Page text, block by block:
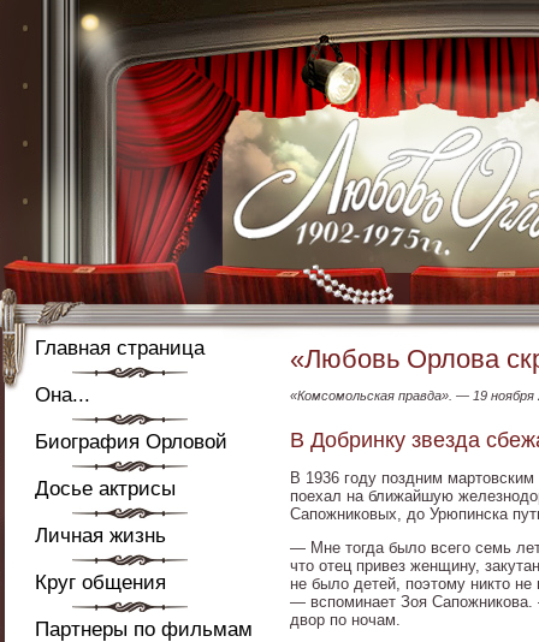
Главная страница
Она...
Биография Орловой
Досье актрисы
Личная жизнь
Круг общения
Партнеры по фильмам
«Любовь Орлова
«Комсомольская правда». — 19 ноября
В Добринку звезда
В 1936 году поздним
поехал на ближайшую
Сапожниковых, до Урюпинска
— Мне тогда было всего семь
что отец привез женщину,
не было детей, поэтому никто не
— вспоминает Зоя
двор по ночам.